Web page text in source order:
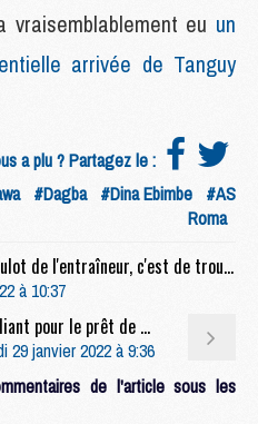
eu un
arrivée de Tanguy
a plu ? Partagez le :
#Dagba #Dina Ebimbe #AS
Roma
Club : Favre : « Le boulot de l'entraîneur, c'est de trouver le meilleur système pour faire jouer ensemble Neymar, Messi et Mbappé »
à 10:37
Mercato : Tottenham très conciliant pour le prêt de Lo Celso à l'OL
29 janvier 2022 à 9:36
de l'article sous les